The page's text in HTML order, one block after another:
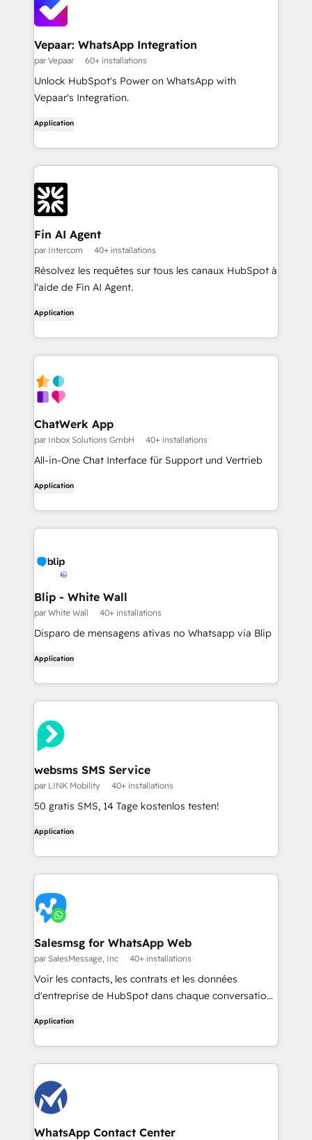
du client.
Vepaar: WhatsApp Integration
par Vepaar 60+ installations
Unlock HubSpot's Power on WhatsApp with
Vepaar's Integration.
Application
Fin AI Agent
par Intercom 40+ installations
Résolvez les requêtes sur tous les canaux HubSpot à
l'aide de Fin AI Agent.
Application
ChatWerk App
par Inbox Solutions GmbH 40+ installations
All-in-One Chat Interface für Support und Vertrieb
Application
Blip - White Wall
par White Wall 40+ installations
Disparo de mensagens ativas no Whatsapp via Blip
Application
websms SMS Service
par LINK Mobility 40+ installations
50 gratis SMS, 14 Tage kostenlos testen!
Application
Salesmsg for WhatsApp Web
par SalesMessage, Inc 40+ installations
Voir les contacts, les contrats et les données
d'entreprise de HubSpot dans chaque conversation
numéro de téléphone.
Application
WhatsApp Contact Center